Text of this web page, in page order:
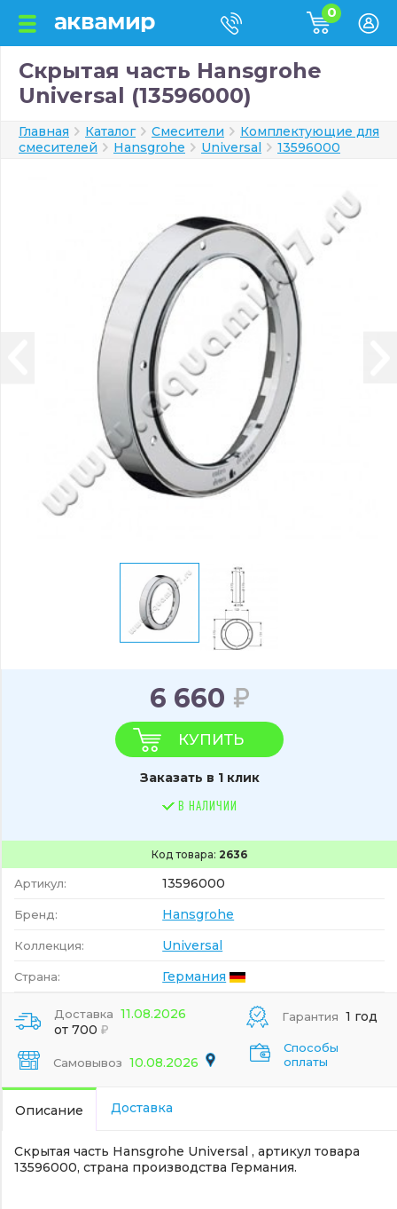
0
Скрытая часть Hansgrohe
Universal (13596000)
Главная Каталог Смесители
Комплектующие для
смесителей
Hansgrohe Universal 13596000
Код товара: 2636
Артикул: 13596000
Бренд: Hansgrohe
Коллекция: Universal
Страна: Германия
6 660
КУПИТЬ
Заказать в 1 клик
В НАЛИЧИИ
Доставка 11.08.2026
от 700
Самовывоз 10.08.2026
Гарантия 1 год
Способы
оплаты
Описание Доставка
Скрытая часть Hansgrohe Universal , артикул товара
13596000, страна производства Германия.